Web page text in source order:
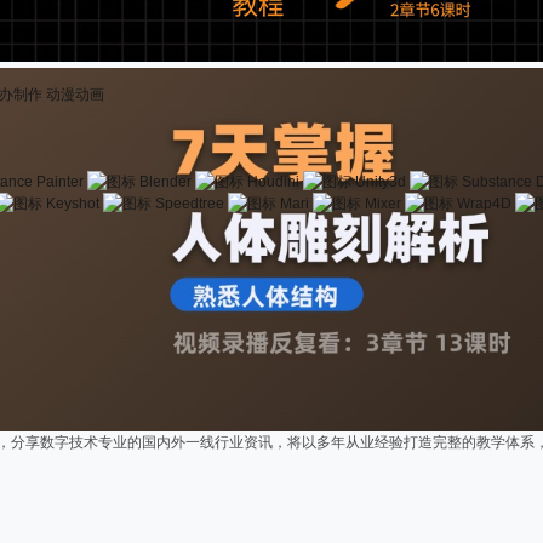
制作 动漫动画
Painter Blender Houdini Unity3d
Substance
Keyshot
Speedtree Mari Mixer Wrap4D
享数字技术专业的国内外一线行业资讯，将以多年从业经验打造完整的教学体系